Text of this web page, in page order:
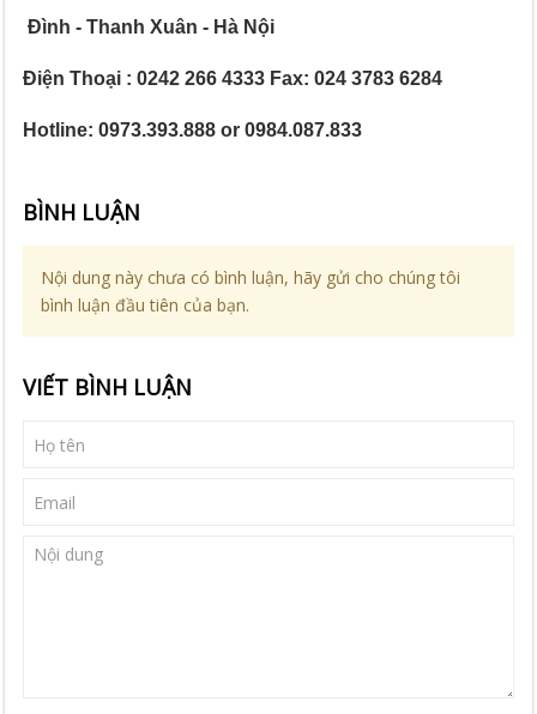
Đình - Thanh Xuân - Hà Nội
Điện Thoại : 0242 266 4333 Fax: 024 3783 6284
Hotline: 0973.393.888 or 0984.087.833
BÌNH LUẬN
Nội dung này chưa có bình luận, hãy gửi cho chúng tôi
bình luận đầu tiên của bạn.
VIẾT BÌNH LUẬN